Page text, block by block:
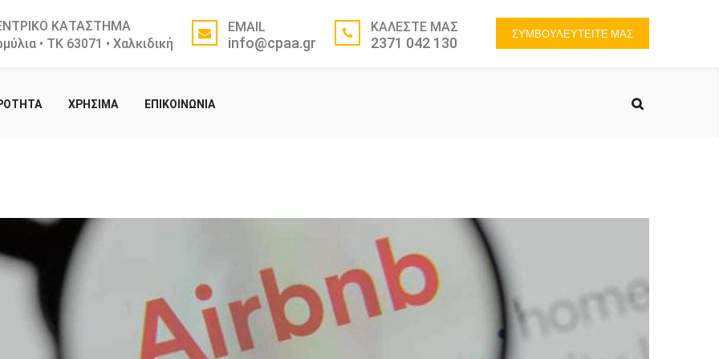
ΣΥΜΒΟΥΛΕΥΤΕΙΤΕ ΜΑΣ
ΚΑΤΑΣΤΗΜΑ
• ΤΚ 63071 • Χαλκιδική
EMAIL
info@cpaa.gr
ΚΑΛΕΣΤΕ ΜΑΣ
2371 042 130
ΧΡΗΣΙΜΑ ΕΠΙΚΟΙΝΩΝΙΑ